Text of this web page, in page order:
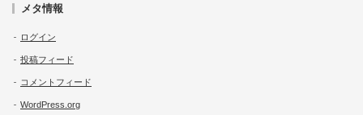
メタ情報
ログイン
投稿フィード
コメントフィード
WordPress.org